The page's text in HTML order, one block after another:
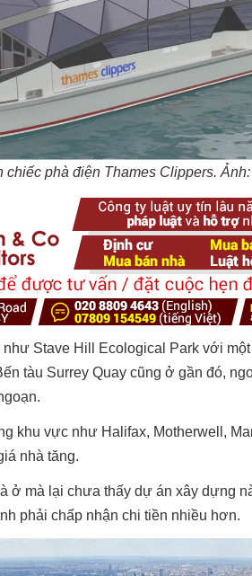
chiếc phà điện Thames Clippers.
Stave Hill Ecological Park với
tàu Surrey Quay cũng ở gần đó,
khu vực như Halifax, Motherwell,
nhà tăng.
ở mà lại chưa thấy dự án xây dựng
phải chấp nhận chi tiền nhiều hơn.